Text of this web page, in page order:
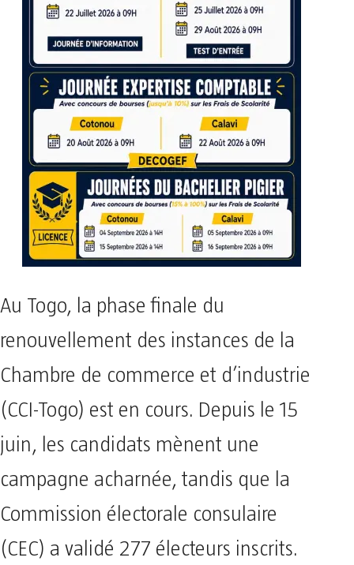
Au Togo, la phase finale du
renouvellement des instances de la
Chambre de commerce et d’industrie
(CCI-Togo) est en cours. Depuis le 15
juin, les candidats mènent une
campagne acharnée, tandis que la
Commission électorale consulaire
(CEC) a validé 277 électeurs inscrits.